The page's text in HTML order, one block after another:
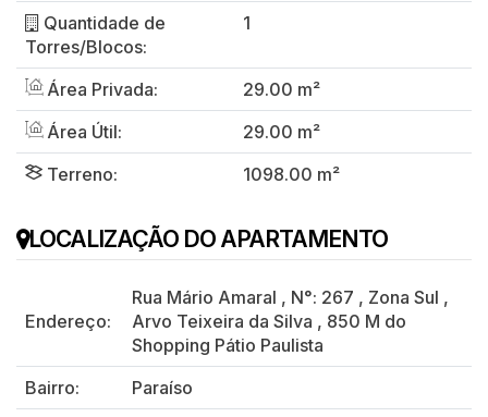
Quantidade de
Torres/Blocos:
1
Área Privada:
29.00 m²
Área Útil:
29.00 m²
Terreno:
1098.00 m²
LOCALIZAÇÃO DO APARTAMENTO
Endereço:
Rua Mário Amaral , N°: 267 , Zona Sul ,
Arvo Teixeira da Silva , 850 M do
Shopping Pátio Paulista
Bairro:
Paraíso